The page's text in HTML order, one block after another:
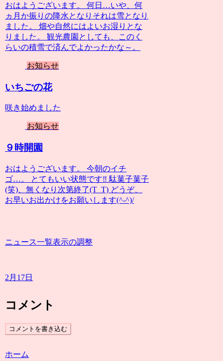
おはようございます。 何日…いや、何
ヵ月か振りの降水となりそれは雪となり
ました。 畑や自然にはよいお湿りとな
りました。 観光農園としても、このく
らいの積雪で済んでよかったかな～。
お知らせ
いちごの花
咲き始めました
お知らせ
９時開園
おはようございます。 今朝のイチ
ゴ…。 とてもいい状態です‼️ 駄菓子菓子
(笑)、無くなり次第終了(T_T) どうぞ、
お早いお出かけをお願いします(^-^)/
ニュース一覧表示の調整
2月17日
コメント
コメントを書き込む
ホーム